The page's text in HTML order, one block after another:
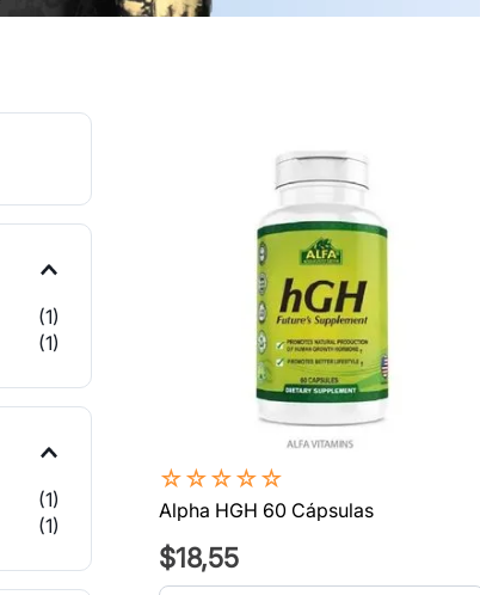
(1)
(1)
(1)
(1)
☆☆☆☆☆
Alpha HGH 60 Cápsulas
$18,55